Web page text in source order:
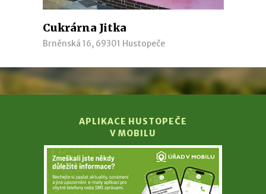
Cukrárna Jitka
Brněnská 16, 69301 Hustopeče
APLIKACE HUSTOPEČE
V MOBILU